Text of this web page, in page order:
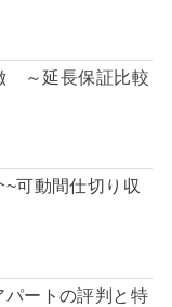
～延長保証比較
可動間仕切り収
パートの評判と特